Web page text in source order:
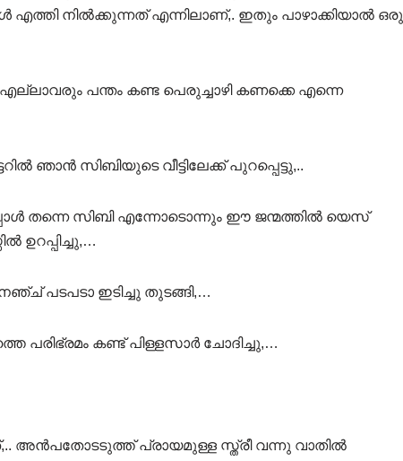
എത്തി നിൽക്കുന്നത് എന്നിലാണ്,. ഇതും പാഴാക്കിയാൽ ഒരു
പന്തം കണ്ട പെരുച്ചാഴി കണക്കെ എന്നെ
ഞാൻ സിബിയുടെ വീട്ടിലേക്ക് പുറപ്പെട്ടു,..
തന്നെ സിബി എന്നോടൊന്നും ഈ ജന്മത്തിൽ യെസ്
ഉറപ്പിച്ചു,…
പടപടാ ഇടിച്ചു തുടങ്ങി,…
പരിഭ്രമം കണ്ട് പിള്ളസാർ ചോദിച്ചു,…
അൻപതോടടുത്ത് പ്രായമുള്ള സ്ത്രീ വന്നു വാതിൽ